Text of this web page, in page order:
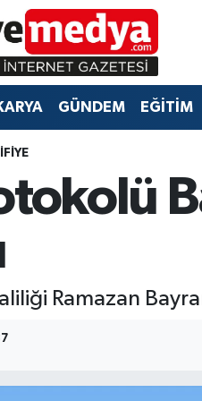
GÜNDEM EĞİTİM
Ramazan
Haritası
ve Fikstür